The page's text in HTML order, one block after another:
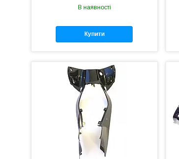
В наявності
Купити